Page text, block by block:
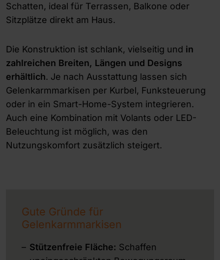
Schatten, ideal für Terrassen, Balkone oder
Sitzplätze direkt am Haus.
Die Konstruktion ist schlank, vielseitig und in
zahlreichen Breiten, Längen und Designs
erhältlich. Je nach Ausstattung lassen sich
Gelenkarmmarkisen per Kurbel, Funksteuerung
oder in ein Smart-Home-System integrieren.
Auch eine Kombination mit Volants oder LED-
Beleuchtung ist möglich, was den
Nutzungskomfort zusätzlich steigert.
Gute Gründe für
Gelenkarmmarkisen
Stützenfreie Fläche: Schaffen